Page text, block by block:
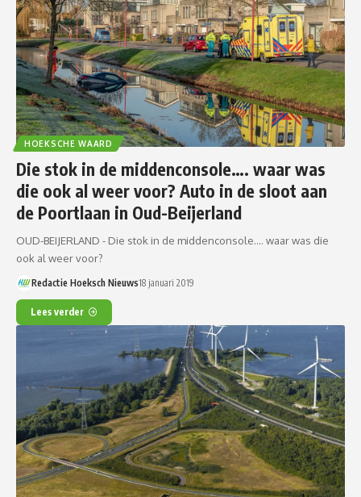
HOEKSCHE WAARD
Die stok in de middenconsole…. waar was
die ook al weer voor? Auto in de sloot aan
de Poortlaan in Oud-Beijerland
OUD-BEIJERLAND - Die stok in de middenconsole.... waar was die
ook al weer voor?
Redactie Hoeksch Nieuws18 januari 2019
Lees verder